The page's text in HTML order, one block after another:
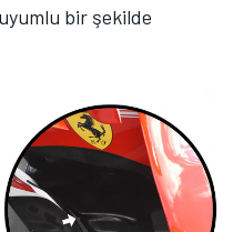
bir şekilde